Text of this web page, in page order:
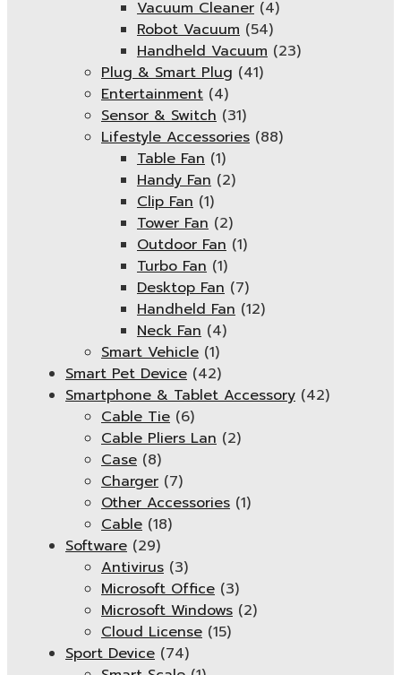
Vacuum Cleaner (4)
Robot Vacuum (54)
Handheld Vacuum (23)
Plug & Smart Plug (41)
Entertainment (4)
Sensor & Switch (31)
Lifestyle Accessories (88)
Table Fan (1)
Handy Fan (2)
Clip Fan (1)
Tower Fan (2)
Outdoor Fan (1)
Turbo Fan (1)
Desktop Fan (7)
Handheld Fan (12)
Neck Fan (4)
Smart Vehicle (1)
Smart Pet Device (42)
Smartphone & Tablet Accessory (42)
Cable Tie (6)
Cable Pliers Lan (2)
Case (8)
Charger (7)
Other Accessories (1)
Cable (18)
Software (29)
Antivirus (3)
Microsoft Office (3)
Microsoft Windows (2)
Cloud License (15)
Sport Device (74)